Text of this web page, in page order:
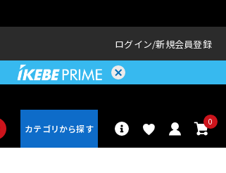
ログイン 新規会員登録
0